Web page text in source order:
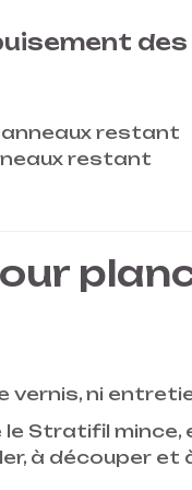
restant
restant
vernis, ni
Stratifil mince,
à découper